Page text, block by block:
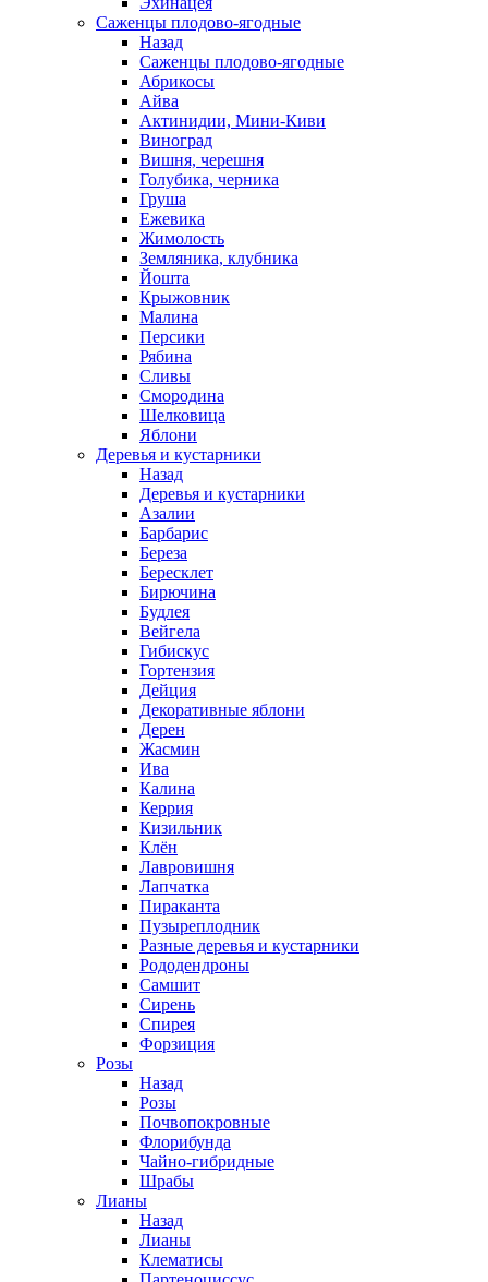
Саженцы плодово-ягодные
Назад
Саженцы плодово-ягодные
Абрикосы
Айва
Актинидии, Мини-Киви
Виноград
Вишня, черешня
Голубика, черника
Груша
Ежевика
Жимолость
Земляника, клубника
Йошта
Крыжовник
Малина
Персики
Рябина
Сливы
Смородина
Шелковица
Яблони
Деревья и кустарники
Назад
Деревья и кустарники
Азалии
Барбарис
Береза
Бересклет
Бирючина
Будлея
Вейгела
Гибискус
Гортензия
Дейция
Декоративные яблони
Дерен
Жасмин
Ива
Калина
Керрия
Кизильник
Клён
Лавровишня
Лапчатка
Пираканта
Пузыреплодник
Разные деревья и кустарники
Рододендроны
Самшит
Сирень
Спирея
Форзиция
Розы
Назад
Розы
Почвопокровные
Флорибунда
Чайно-гибридные
Шрабы
Лианы
Назад
Лианы
Клематисы